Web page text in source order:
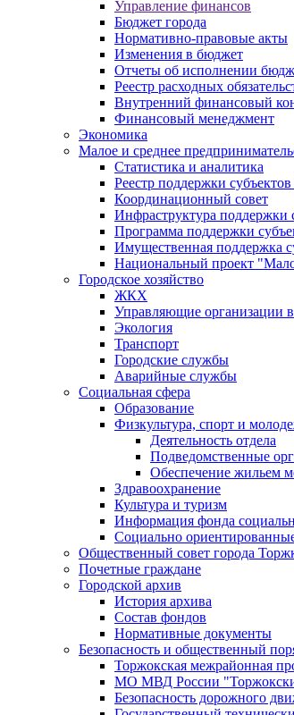
Управление финансов
Бюджет города
Нормативно-правовые акты
Изменения в бюджет
Отчеты об исполнении
Реестр расходных
Внутренний финансовый
Финансовый менеджмент
Экономика
Малое и среднее
Статистика и аналитика
Реестр поддержки
Координационный совет
Инфраструктура
Программа поддержки
Имущественная поддержка
Национальный проект
Городское хозяйство
ЖКХ
Управляющие организации
Экология
Транспорт
Городские службы
Аварийные службы
Социальная сфера
Образование
Физкультура, спорт и
Деятельность отдела
Подведомственные
Обеспечение жильем
Здравоохранение
Культура и туризм
Информация фонда
Социально
Общественный совет города
Почетные граждане
Городской архив
История архива
Состав фондов
Нормативные документы
Безопасность и общественный
Торжокская межрайонная
МО МВД России
Безопасность дорожного